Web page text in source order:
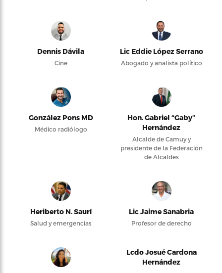
Dennis Dávila
Cine
Lic Eddie López Serrano
Abogado y analista político
González Pons MD
Médico radiólogo
Hon. Gabriel “Gaby”
Hernández
Alcalde de Camuy y
presidente de la Federación
de Alcaldes
Heriberto N. Saurí
Salud y emergencias
Lic Jaime Sanabria
Profesor de derecho
Lcdo Josué Cardona
Hernández